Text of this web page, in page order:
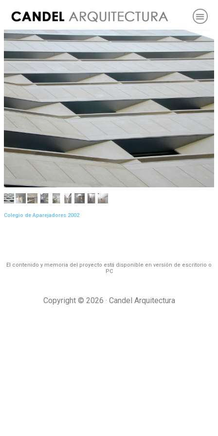
Colegio de Aparejadores 2002
El contenido y memoria del proyecto está disponible en versión de escritorio o
PC
Copyright © 2026 · Candel Arquitectura